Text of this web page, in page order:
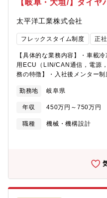
応援する返済不要の奨学金■当
ブや省エネ機器であるエコキ
電池や水素を制御するバルブ
社しか量産できないガスバル
技術を保有し、日本だけでな
す。・取引先はコロナ・ノー
ク・東芝・アイシンなど、日
のお湯沸かし器などではほぼ
【岐阜・大垣/】タイ
太平洋工業株式会社
フレックスタイム制度 正
【具体的な業務内容】・車載
用ECU（LIN/CAN通信，電源
務の特徴】・入社後メンター
多かった次の日には遅めに出
用して業務に従事いただけま
ブリッド車、プラグインハイ
使用される車載用HP冷凍サイ
【同社の強み】・EV化に向け
の競争力強化に取り組んでい
用バルブコアは、タイヤバル
日本初の国産化から90年以上
ェア100％、海外50％を超え
勤務地 岐阜県
年収 450万円～750万円
職種
機械・機構設計